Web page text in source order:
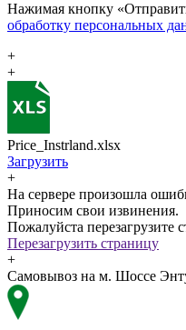
Нажимая кнопку
обработку персональных
+
+
Price_Instrland.xlsx
Загрузить
+
На сервере произошла
Приносим свои извинения.
Пожалуйста перезагрузите
Перезагрузить страницу
+
Самовывоз на м. Шоссе